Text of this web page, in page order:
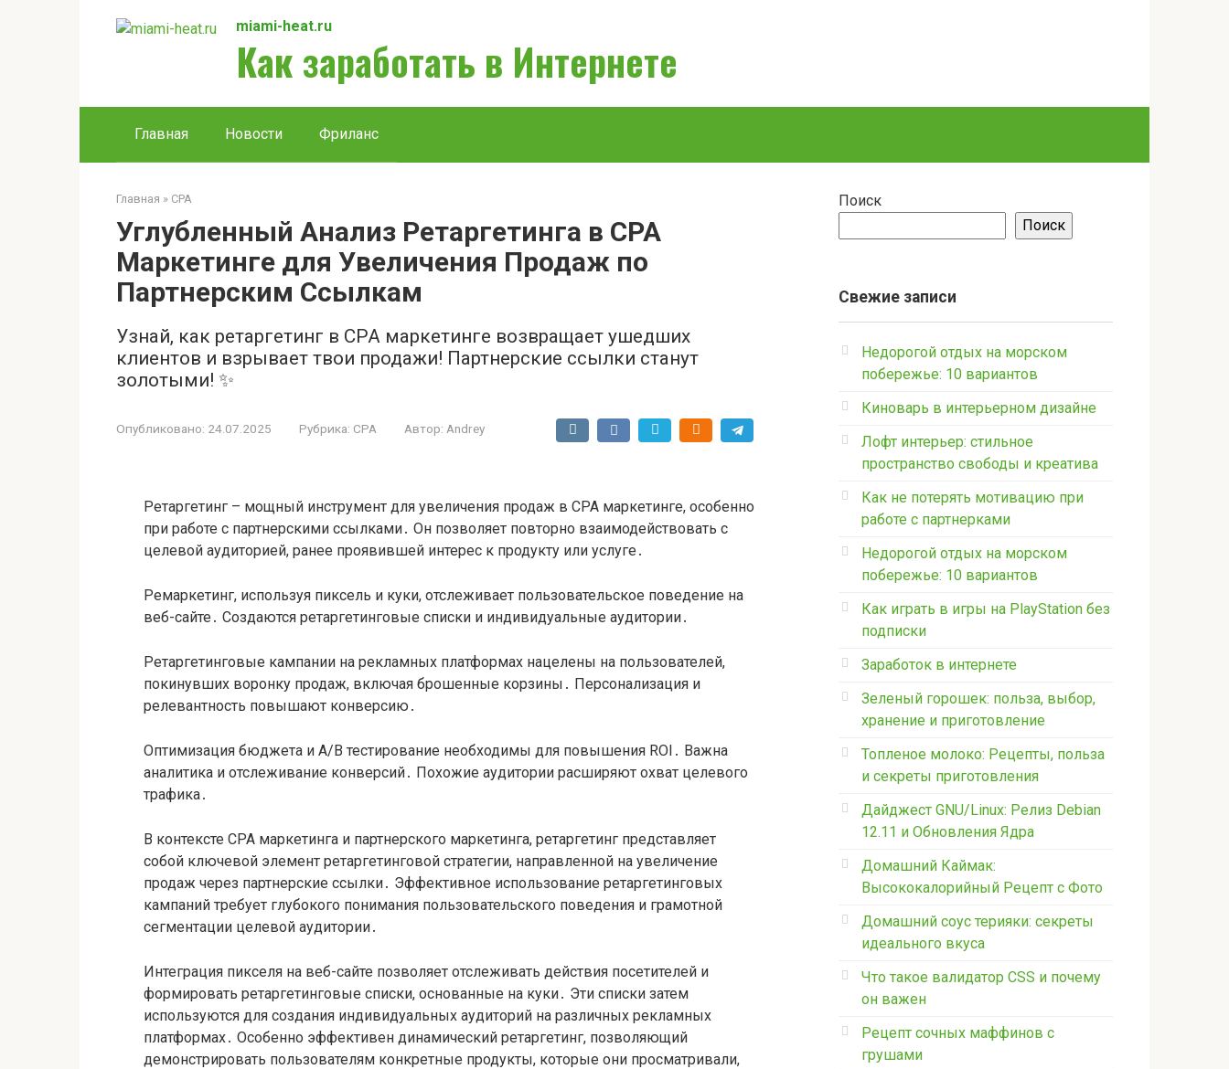
miami-heat.ru
Как заработать в Интернете
Главная Новости Фриланс
Главная » CPA
Углубленный Анализ Ретаргетинга в CPA
Маркетинге для Увеличения Продаж по
Партнерским Ссылкам
Узнай, как ретаргетинг в CPA маркетинге возвращает ушедших
клиентов и взрывает твои продажи! Партнерские ссылки станут
золотыми! ✨
Опубликовано: 24.07.2025 Рубрика: CPA Автор: Andrey
Ретаргетинг – мощный инструмент для увеличения продаж в CPA маркетинге, особенно
при работе с партнерскими ссылками․ Он позволяет повторно взаимодействовать с
целевой аудиторией, ранее проявившей интерес к продукту или услуге․
Ремаркетинг, используя пиксель и куки, отслеживает пользовательское поведение на
веб-сайте․ Создаются ретаргетинговые списки и индивидуальные аудитории․
Ретаргетинговые кампании на рекламных платформах нацелены на пользователей,
покинувших воронку продаж, включая брошенные корзины․ Персонализация и
релевантность повышают конверсию․
Оптимизация бюджета и A/B тестирование необходимы для повышения ROI․ Важна
аналитика и отслеживание конверсий․ Похожие аудитории расширяют охват целевого
трафика․
В контексте CPA маркетинга и партнерского маркетинга, ретаргетинг представляет
собой ключевой элемент ретаргетинговой стратегии, направленной на увеличение
продаж через партнерские ссылки․ Эффективное использование ретаргетинговых
кампаний требует глубокого понимания пользовательского поведения и грамотной
сегментации целевой аудитории․
Интеграция пикселя на веб-сайте позволяет отслеживать действия посетителей и
формировать ретаргетинговые списки, основанные на куки․ Эти списки затем
используются для создания индивидуальных аудиторий на различных рекламных
платформах․ Особенно эффективен динамический ретаргетинг, позволяющий
демонстрировать пользователям конкретные продукты, которые они просматривали,
Поиск
Поиск
Свежие записи
Недорогой отдых на морском
побережье: 10 вариантов
Киноварь в интерьерном дизайне
Лофт интерьер: стильное
пространство свободы и креатива
Как не потерять мотивацию при
работе с партнерками
Недорогой отдых на морском
побережье: 10 вариантов
Как играть в игры на PlayStation без
подписки
Заработок в интернете
Зеленый горошек: польза, выбор,
хранение и приготовление
Топленое молоко: Рецепты, польза
и секреты приготовления
Дайджест GNU/Linux: Релиз Debian
12.11 и Обновления Ядра
Домашний Каймак:
Высококалорийный Рецепт с Фото
Домашний соус терияки: секреты
идеального вкуса
Что такое валидатор CSS и почему
он важен
Рецепт сочных маффинов с
грушами